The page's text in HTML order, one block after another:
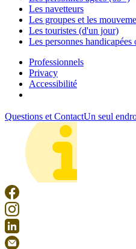
Les navetteurs
Les groupes et les
Les touristes (d'un jour)
Les personnes handicapées
Professionnels
Privacy
Accessibilité
Questions et ContactUn seul